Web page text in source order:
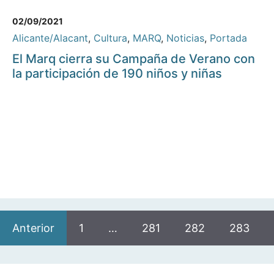
02/09/2021
Alicante/Alacant, Cultura, MARQ, Noticias, Portada
El Marq cierra su Campaña de Verano con
la participación de 190 niños y niñas
Anterior 1 … 281 282 283